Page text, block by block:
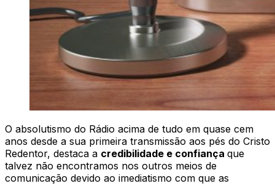
O absolutismo do Rádio acima de tudo em quase cem
anos desde a sua primeira transmissão aos pés do Cristo
Redentor, destaca a credibilidade e confiança que
talvez não encontramos nos outros meios de
comunicação devido ao imediatismo com que as